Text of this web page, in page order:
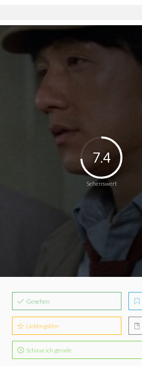
Sehenswert
7.4
Gesehen
Lieblingsfilm
Schaue ich gerade